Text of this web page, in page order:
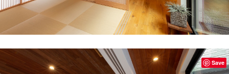
Save